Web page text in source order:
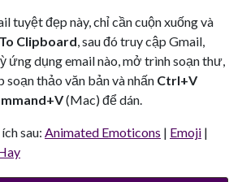
tuyệt đẹp này, chỉ cần cuộn xuống và
Clipboard, sau đó truy cập Gmail,
ứng dụng email nào, mở trình soạn thư,
soạn thảo văn bản và nhấn Ctrl+V
(Mac) để dán.
sau: Animated Emoticons | Emoji |